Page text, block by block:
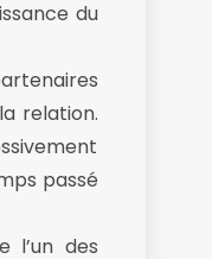
du
relation.
passé
l’un des